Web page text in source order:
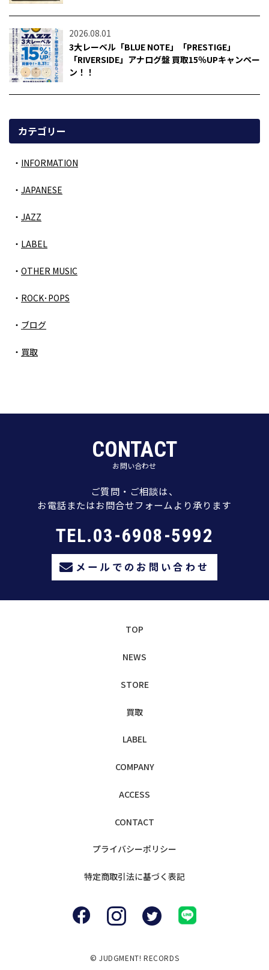
2026.08.01
3大レーベル「BLUE NOTE」「PRESTIGE」
「RIVERSIDE」アナログ盤 買取15％UPキャンペー
ン！！
カテゴリー
INFORMATION
JAPANESE
JAZZ
LABEL
OTHER MUSIC
ROCK･POPS
ブログ
買取
CONTACT
お問い合わせ
ご質問・ご相談は、
お電話またはお問合せフォームより承ります
TEL.03-6908-5992
メールでのお問い合わせ
TOP
NEWS
STORE
買取
LABEL
COMPANY
ACCESS
CONTACT
プライバシーポリシー
特定商取引法に基づく表記
© JUDGMENT! RECORDS